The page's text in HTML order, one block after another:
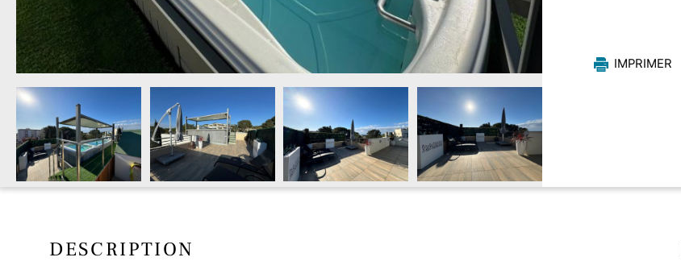
IMPRIMER
DESCRIPTION